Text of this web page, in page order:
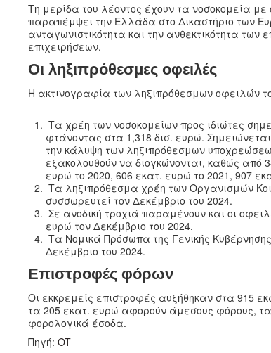
Τη μερίδα του λέοντος έχουν τα νοσοκομεία
παραπέμψει την Ελλάδα στο Δικαστήριο των
ανταγωνιστικότητα και την ανθεκτικότητα
επιχειρήσεων.
Οι ληξιπρόθεσμες οφειλές
Η ακτινογραφία των ληξιπρόθεσμων οφειλών
Τα χρέη των νοσοκομείων προς ιδιώτες
φτάνοντας στα 1,318 δισ. ευρώ.
την κάλυψη των ληξιπρόθεσμων
εξακολουθούν να διογκώνονται, καθώς από
ευρώ το 2020, 606 εκατ. ευρώ το 2021, 907
Τα ληξιπρόθεσμα χρέη των Οργανισμών
συσσωρευτεί τον Δεκέμβριο του 2024.
Σε ανοδική τροχιά παραμένουν και οι
ευρώ τον Δεκέμβριο του 2024.
Τα Νομικά Πρόσωπα της Γενικής
Δεκέμβριο του 2024.
Επιστροφές φόρων
Οι εκκρεμείς επιστροφές αυξήθηκαν στα 915
τα 205 εκατ. ευρώ αφορούν άμεσους φόρους,
φορολογικά έσοδα.
Πηγή: OT